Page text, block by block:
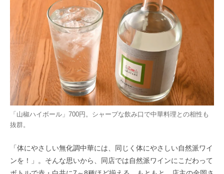
「山椒ハイボール」700円。シャープな飲み口で中華料理との相性も
抜群。
「体にやさしい無化調中華には、同じく体にやさしい自然派ワイ
ンを！」。そんな思いから、同店では自然派ワインにこだわって